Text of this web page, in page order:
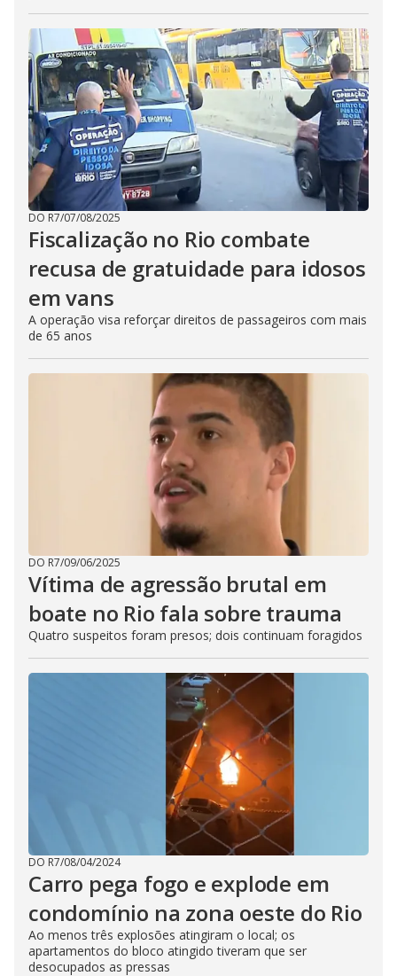
DO R7/07/08/2025
Fiscalização no Rio combate
recusa de gratuidade para idosos
em vans
A operação visa reforçar direitos de passageiros com mais
de 65 anos
DO R7/09/06/2025
Vítima de agressão brutal em
boate no Rio fala sobre trauma
Quatro suspeitos foram presos; dois continuam foragidos
DO R7/08/04/2024
Carro pega fogo e explode em
condomínio na zona oeste do Rio
Ao menos três explosões atingiram o local; os
apartamentos do bloco atingido tiveram que ser
desocupados as pressas